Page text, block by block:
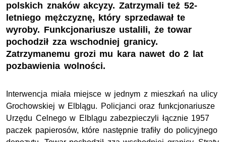
polskich znaków akcyzy. Zatrzymali też 52-
letniego mężczyznę, który sprzedawał te
wyroby. Funkcjonariusze ustalili, że towar
pochodził zza wschodniej granicy.
Zatrzymanemu grozi mu kara nawet do 2 lat
pozbawienia wolności.
Interwencja miała miejsce w jednym z mieszkań na ulicy
Grochowskiej w Elblągu. Policjanci oraz funkcjonariusze
Urzędu Celnego w Elblągu zabezpieczyli łącznie 1957
paczek papierosów, które następnie trafiły do policyjnego